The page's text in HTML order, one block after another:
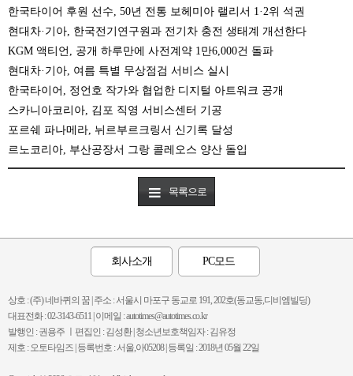
한국타이어 후원 선수, 50년 전통 보헤미아 랠리서 1·2위 석권
현대차·기아, 한국전기연구원과 전기차 충전 생태계 개선한다
KGM 액티언, 공개 하루만에 사전계약 1만6,000건 돌파
현대차·기아, 여름 특별 무상점검 서비스 실시
한국타이어, 정언호 작가와 협업한 디지털 아트워크 공개
스카니아코리아, 김포 직영 서비스센터 기공
포르쉐 파나메라, 뉘르부르크링서 신기록 달성
르노코리아, 부산공장서 그랑 콜레오스 양산 돌입
목록으로
회사소개 PC모드
상호 : (주) 네바퀴의 꿈 | 주소 : 서울시 마포구 동교로 191, 202호(동교동,디비엠빌딩)
대표전화 : 02-3143-6511 | 이메일 : autotimes@autotimes.co.kr
발행인 : 권용주 ㅣ편집인 : 김성환 | 청소년보호책임자 : 김유정
제호 : 오토타임즈 | 등록번호 : 서울,아05208 | 등록일 : 2018년 05월 22일